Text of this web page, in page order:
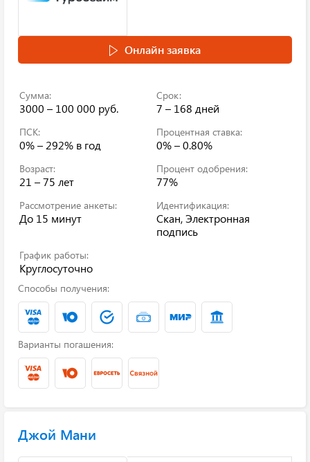
Онлайн заявка
Сумма:
3000 – 100 000 руб.
Срок:
7 – 168 дней
ПСК:
0% – 292% в год
Процентная ставка:
0% – 0.80%
Возраст:
21 – 75 лет
Процент одобрения:
77%
Рассмотрение анкеты:
До 15 минут
Идентификация:
Скан, Электронная
подпись
График работы:
Круглосуточно
Способы получения:
Варианты погашения:
Джой Мани